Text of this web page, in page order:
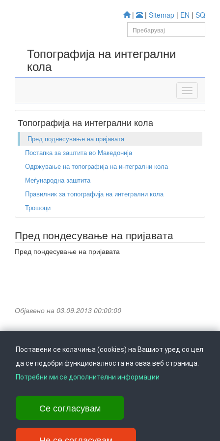
| | Sitemap | EN | SQ
Топографија на интегрални
кола
Топографија на интегрални кола
Пред поднесување на пријавата
Постапка за заштита во Македонија
Одржување на топографија на интегрални кола
Меѓународна заштита
Правилник за топографија на интегрални кола
Трошоци
Пред пондесување на пријавата
Пред пондесување на пријавата
Објавено на 03.09.2013 00:00:00
Врати се горе Следете не на
Ул. Даме Груев 14, Катна гаража Беко на 1-виот кат, 1000 Скопје,
Тел: +389 2 3103 601 (641), Факс: +389 2 3137 149 |
info@ippo.gov.mk
Поставени се колачиња (cookies) на Вашиот уред со цел
да се подобри функционалноста на оваа веб страница.
Потребни ми се дополнителни информации
Се согласувам